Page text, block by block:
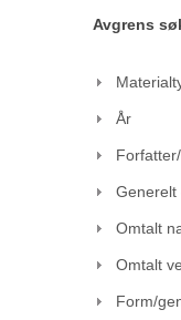
Avgrens
År
Generelt
Omtalt
Omtalt
Form/